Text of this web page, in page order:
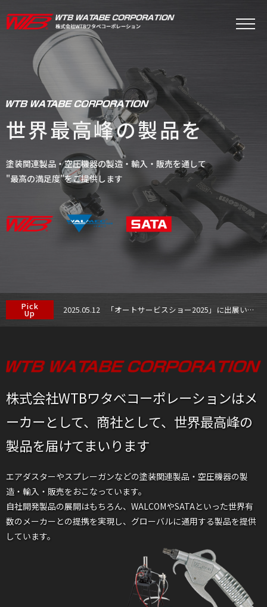
世界最高峰の製品を
塗装関連製品・空圧機器の製造・輸入・販売を通して
"最高の満足度"をご提供します
Pick
Up 2025.05.12 「オートサービスショー2025」に出展いたします
株式会社WTBワタベコーポレーションはメ
ーカーとして、商社として、 世界最高峰の
製品を届けてまいります
エアダスターやスプレーガンなどの塗装関連製品・空圧機器の製
造・輸入・販売をおこなっています。
自社開発製品の展開はもちろん、WALCOMやSATAといった世界有
数のメーカーとの提携を実現し、グローバルに通用する製品を提供
しています。